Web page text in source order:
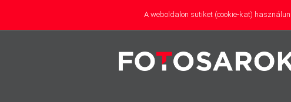
partner
A weboldalon sütiket (cookie-kat)